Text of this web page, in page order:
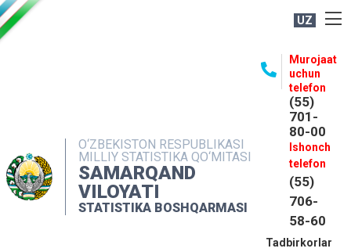
UZ
O‘ZBEKISTON RESPUBLIKASI
MILLIY STATISTIKA QO‘MITASI
SAMARQAND
VILOYATI
STATISTIKA BOSHQARMASI
Murojaat
uchun
telefon
(55)
701-
80-00
Ishonch
telefon
(55)
706-
58-60
Tadbirkorlar
MATBUOT XIZMATI
MUROJAATLAR
KONTAKTLAR